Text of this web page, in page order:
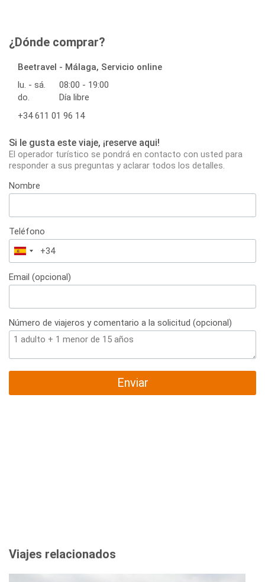
¿Dónde comprar?
Beetravel - Málaga, Servicio online
lu. - sá.
08:00 - 19:00
do.
Día libre
+34 611 01 96 14
Si le gusta este viaje, ¡reserve aqui!
El operador turístico se pondrá en contacto con usted para
responder a sus preguntas y aclarar todos los detalles.
Nombre
Teléfono
España
+34
Email (opcional)
Número de viajeros y comentario a la solicitud (opcional)
Enviar
Viajes relacionados